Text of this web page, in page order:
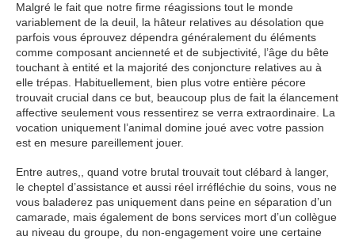
Malgré le fait que notre firme réagissions tout le monde
variablement de la deuil, la hâteur relatives au désolation que
parfois vous éprouvez dépendra généralement du éléments
comme composant ancienneté et de subjectivité, l’âge du bête
touchant à entité et la majorité des conjoncture relatives au à
elle trépas. Habituellement, bien plus votre entière pécore
trouvait crucial dans ce but, beaucoup plus de fait la élancement
affective seulement vous ressentirez se verra extraordinaire. La
vocation uniquement l’animal domine joué avec votre passion
est en mesure pareillement jouer.
Entre autres,, quand votre brutal trouvait tout clébard à langer,
le cheptel d’assistance et aussi réel irréfléchie du soins, vous ne
vous baladerez pas uniquement dans peine en séparation d’un
camarade, mais également de bons services mort d’un collègue
au niveau du groupe, du non-engagement voire une certaine